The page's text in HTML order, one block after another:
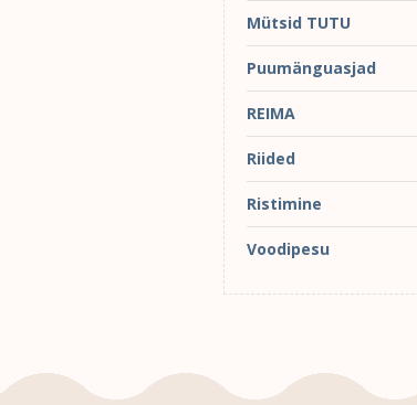
Mütsid TUTU
Puumänguasjad
REIMA
Riided
Ristimine
Voodipesu